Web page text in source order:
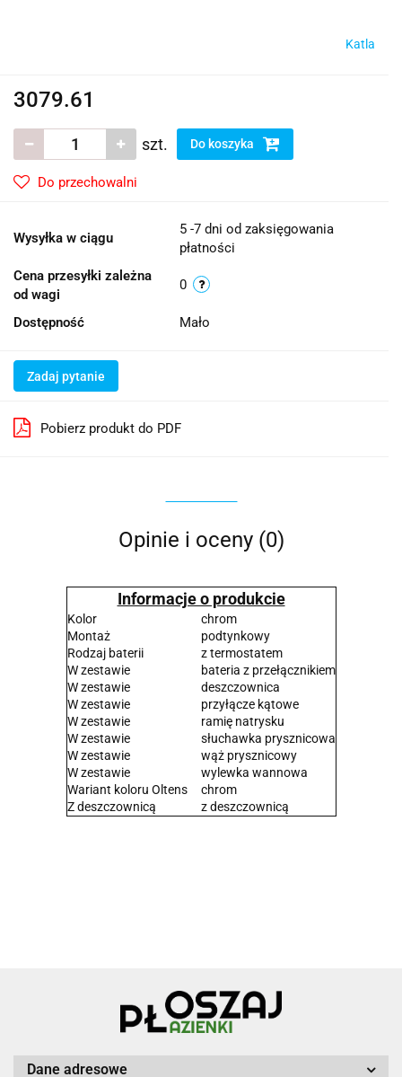
Katla
3079.61
szt. Do koszyka
Do przechowalni
Wysyłka w ciągu
5 -7 dni od zaksięgowania
płatności
Cena przesyłki zależna
od wagi
0
Dostępność Mało
Zadaj pytanie
Pobierz produkt do PDF
Opinie i oceny (0)
Informacje o produkcie
Kolor
chrom
Montaż
podtynkowy
Rodzaj baterii
z termostatem
W zestawie
bateria z przełącznikiem
W zestawie
deszczownica
W zestawie
przyłącze kątowe
W zestawie
ramię natrysku
W zestawie
słuchawka prysznicowa
W zestawie
wąż prysznicowy
W zestawie
wylewka wannowa
Wariant koloru Oltens
chrom
Z deszczownicą
z deszczownicą
Dane adresowe